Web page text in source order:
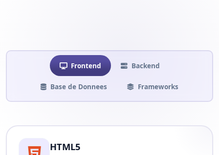
Frontend Backend
Base de Donnees Frameworks
HTML5